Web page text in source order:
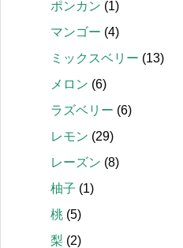
ポンカン (1)
マンゴー (4)
ミックスベリー (13)
メロン (6)
ラズベリー (6)
レモン (29)
レーズン (8)
柚子 (1)
桃 (5)
梨 (2)